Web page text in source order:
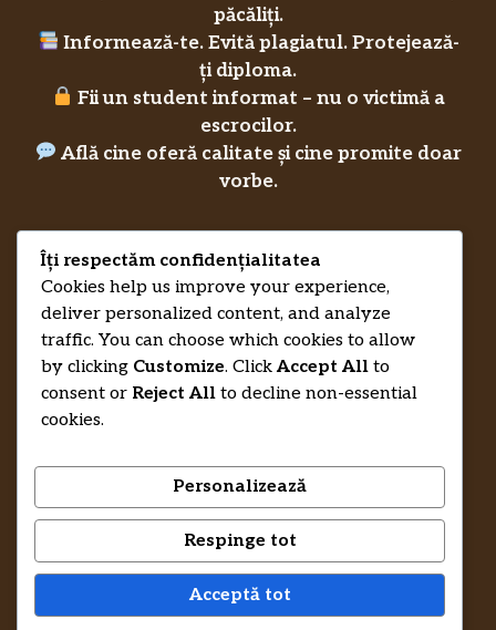
păcăliți.
Informează-te. Evită plagiatul. Protejează-
ți diploma.
Fii un student informat – nu o victimă a
escrocilor.
Află cine oferă calitate și cine promite doar
vorbe.
RecenziiLucrareLicenta.euCreditsPrivacy Policy
© 2026 RecenziiLucrareLicenta.eu •
Trimite-ne un mesaj și te ajutăm să-ți
recuperezi banii.
Îți respectăm confidențialitatea
Cookies help us improve your experience,
deliver personalized content, and analyze
traffic. You can choose which cookies to allow
by clicking Customize. Click Accept All to
consent or Reject All to decline non-essential
cookies.
Personalizează
Respinge tot
Acceptă tot